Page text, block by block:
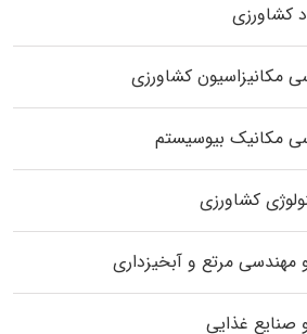
کشاورزی
مکانیزاسیون کشاورزی
مکانیک بیوسیستم
کشاورزی
مهندسی مرتع و آبخیزداری
صنایع غذایی